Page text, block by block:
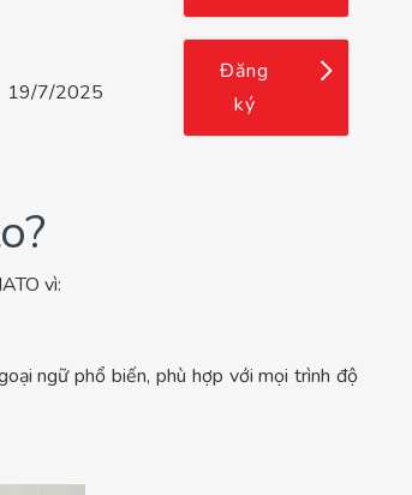
19/7/2025
Đăng
ký
vì:
ngữ phổ biến, phù hợp với mọi trình độ